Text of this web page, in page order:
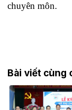
chuyên môn.
Bài viết cùng